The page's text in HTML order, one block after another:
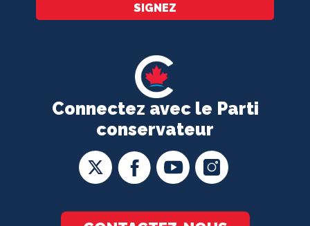
Connectez avec le Parti
conservateur
SIGNEZ